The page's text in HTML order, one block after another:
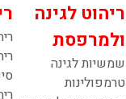
ריהוט לגינה
ולמרפסת
שמשיות לגינה
טרמפולינות